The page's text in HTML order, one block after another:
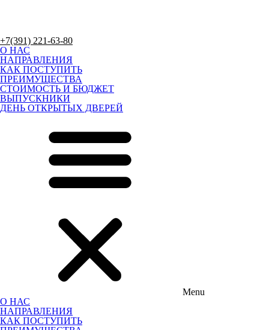
+7(391) 221-63-80
О НАС
НАПРАВЛЕНИЯ
КАК ПОСТУПИТЬ
ПРЕИМУЩЕСТВА
СТОИМОСТЬ И БЮДЖЕТ
ВЫПУСКНИКИ
ДЕНЬ ОТКРЫТЫХ ДВЕРЕЙ
Menu
О НАС
НАПРАВЛЕНИЯ
КАК ПОСТУПИТЬ